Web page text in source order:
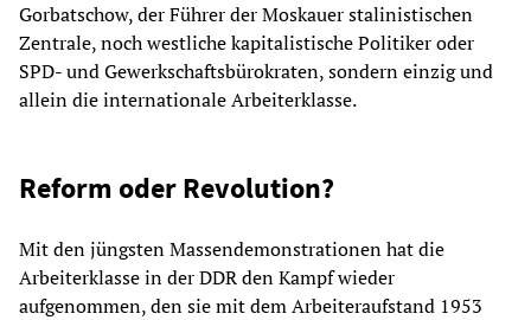
Gorbatschow, der Führer der Moskauer stalinistischen
Zentrale, noch westliche kapitalistische Politiker oder
SPD- und Gewerkschaftsbürokraten, sondern einzig und
allein die internationale Arbeiterklasse.
Reform oder Revolution?
Mit den jüngsten Massendemonstrationen hat die
Arbeiterklasse in der DDR den Kampf wieder
aufgenommen, den sie mit dem Arbeiteraufstand 1953